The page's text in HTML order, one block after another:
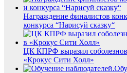
Награждение финалистов
конкурса “Нарисуй сказку“
ЦК КПРФ выразил
«Крокус Сити Холл»